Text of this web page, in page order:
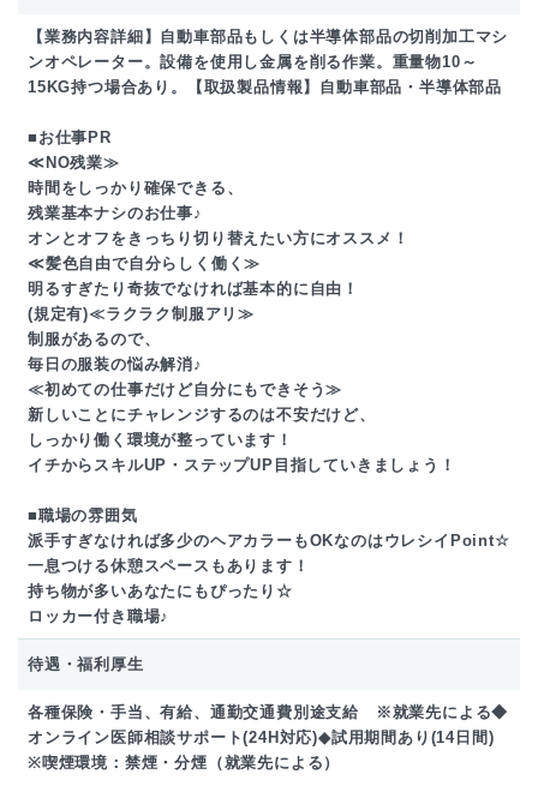
【業務内容詳細】自動車部品もしくは半導体部品の切削加工マシ
ンオペレーター。設備を使用し金属を削る作業。重量物10～
15KG持つ場合あり。【取扱製品情報】自動車部品・半導体部品
■お仕事PR
≪NO残業≫
時間をしっかり確保できる、
残業基本ナシのお仕事♪
オンとオフをきっちり切り替えたい方にオススメ！
≪髪色自由で自分らしく働く≫
明るすぎたり奇抜でなければ基本的に自由！
(規定有)≪ラクラク制服アリ≫
制服があるので、
毎日の服装の悩み解消♪
≪初めての仕事だけど自分にもできそう≫
新しいことにチャレンジするのは不安だけど、
しっかり働く環境が整っています！
イチからスキルUP・ステップUP目指していきましょう！
■職場の雰囲気
派手すぎなければ多少のヘアカラーもOKなのはウレシイPoint☆
一息つける休憩スペースもあります！
持ち物が多いあなたにもぴったり☆
ロッカー付き職場♪
待遇・福利厚生
各種保険・手当、有給、通勤交通費別途支給 ※就業先による◆
オンライン医師相談サポート(24H対応)◆試用期間あり(14日間)
※喫煙環境：禁煙・分煙（就業先による）